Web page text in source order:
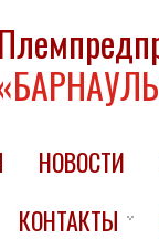
НОВОСТИ
КОНТАКТЫ